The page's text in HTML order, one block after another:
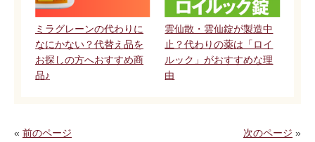
ミラグレーンの代わりに
なにかない？代替え品を
お探しの方へおすすめ商
品♪
雲仙散・雲仙錠が製造中
止？代わりの薬は「ロイ
ルック」がおすすめな理
由
« 前のページ 次のページ »